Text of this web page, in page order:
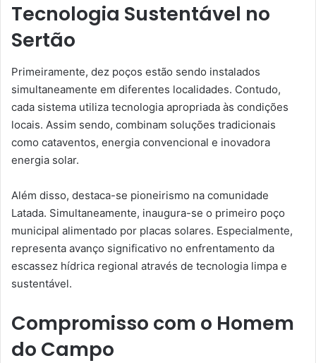
Tecnologia Sustentável no
Sertão
Primeiramente, dez poços estão sendo instalados
simultaneamente em diferentes localidades. Contudo,
cada sistema utiliza tecnologia apropriada às condições
locais. Assim sendo, combinam soluções tradicionais
como cataventos, energia convencional e inovadora
energia solar.
Além disso, destaca-se pioneirismo na comunidade
Latada. Simultaneamente, inaugura-se o primeiro poço
municipal alimentado por placas solares. Especialmente,
representa avanço significativo no enfrentamento da
escassez hídrica regional através de tecnologia limpa e
sustentável.
Compromisso com o Homem
do Campo